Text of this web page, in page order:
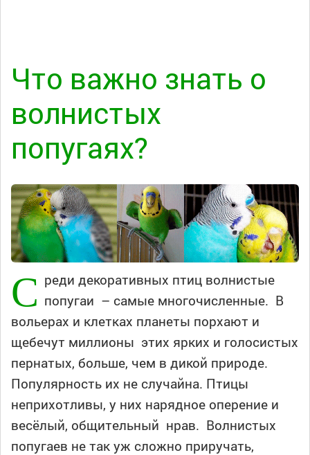
Что важно знать о
волнистых
попугаях?
С реди декоративных птиц волнистые
попугаи – самые многочисленные. В
вольерах и клетках планеты порхают и
щебечут миллионы этих ярких и голосистых
пернатых, больше, чем в дикой природе.
Популярность их не случайна. Птицы
неприхотливы, у них нарядное оперение и
весёлый, общительный нрав. Волнистых
попугаев не так уж сложно приручать,